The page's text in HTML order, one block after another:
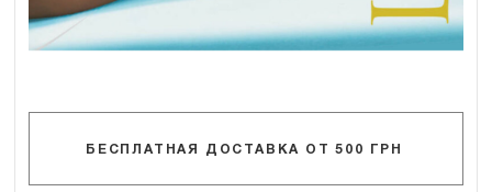
БЕСПЛАТНАЯ ДОСТАВКА ОТ 500 ГРН